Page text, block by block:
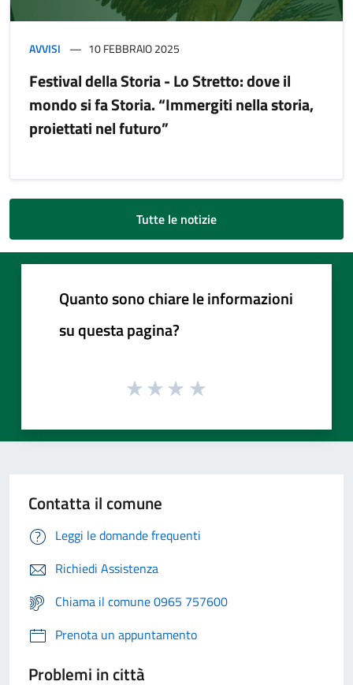
AVVISI 10 FEBBRAIO 2025
Festival della Storia - Lo Stretto: dove il
mondo si fa Storia. “Immergiti nella storia,
proiettati nel futuro”
Tutte le notizie
Quanto sono chiare le informazioni
su questa pagina?
Contatta il comune
Leggi le domande frequenti
Richiedi Assistenza
Chiama il comune 0965 757600
Prenota un appuntamento
Problemi in città